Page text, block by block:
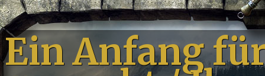
Ein Anfang